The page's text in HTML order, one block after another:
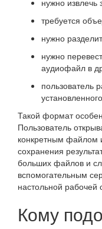
нужно извлечь
требуется
нужно
нужно
аудиофайл в
пользователь
Такой формат
Пользователь
конкретным файлом
сохранения
больших файлов и
вспомогательным
настольной рабочей
Кому